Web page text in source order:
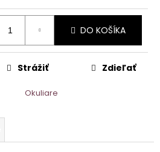
DO KOŠÍKA
Okuliare
Strážiť Zdieľať